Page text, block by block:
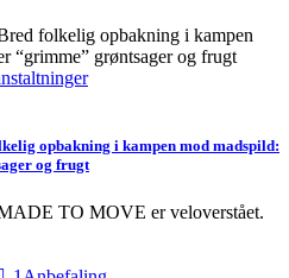
opbakning i kampen mod madspild:
og frugt